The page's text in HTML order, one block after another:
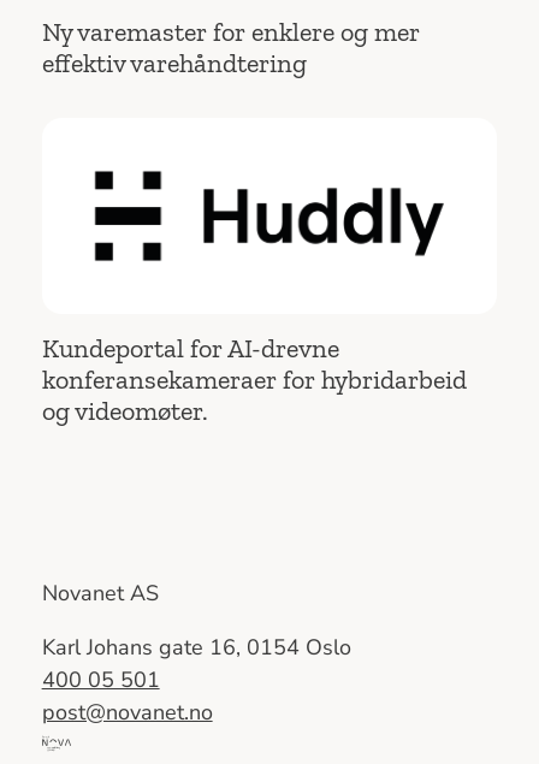
Ny varemaster for enklere og mer
effektiv varehåndtering
Kundeportal for AI-drevne
konferansekameraer for hybridarbeid
og videomøter.
Novanet AS
Karl Johans gate 16, 0154 Oslo
400 05 501
post@novanet.no
Del